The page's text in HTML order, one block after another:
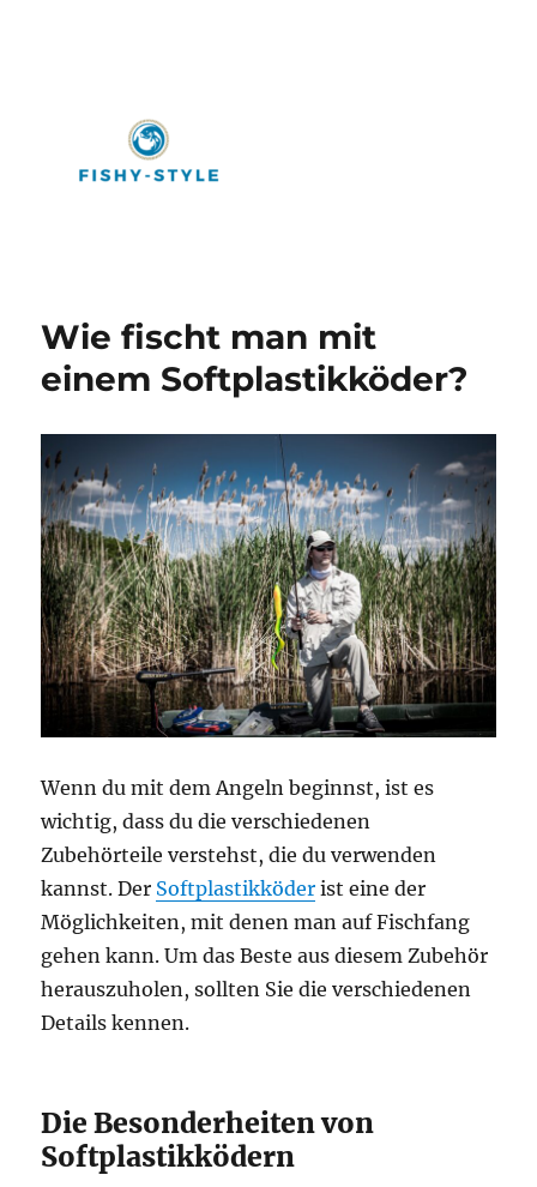
Wie fischt man mit
einem Softplastikköder?
Wenn du mit dem Angeln beginnst, ist es
wichtig, dass du die verschiedenen
Zubehörteile verstehst, die du verwenden
kannst. Der Softplastikköder ist eine der
Möglichkeiten, mit denen man auf Fischfang
gehen kann. Um das Beste aus diesem Zubehör
herauszuholen, sollten Sie die verschiedenen
Details kennen.
Die Besonderheiten von
Softplastikködern